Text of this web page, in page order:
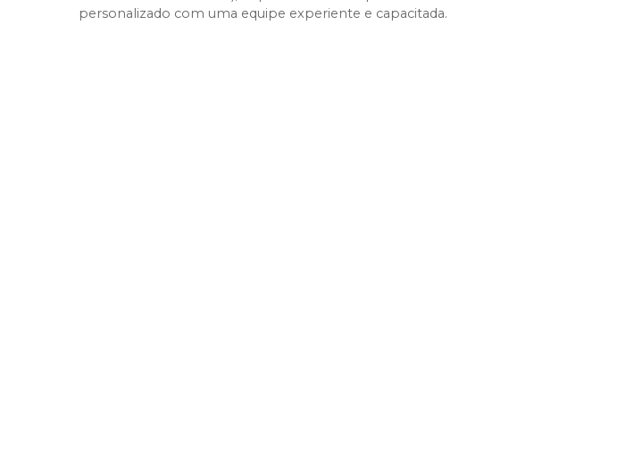
personalizado com uma equipe experiente e capacitada.